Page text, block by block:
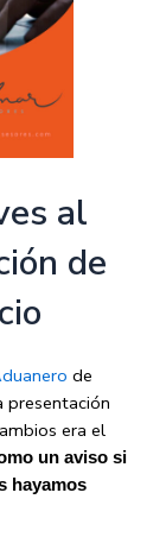
al
de
de
presentación
era el
un aviso si
hayamos